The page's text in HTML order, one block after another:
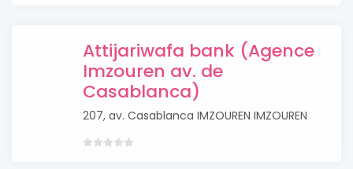
Attijariwafa bank (Agence
Imzouren av. de
Casablanca)
207, av. Casablanca IMZOUREN IMZOUREN